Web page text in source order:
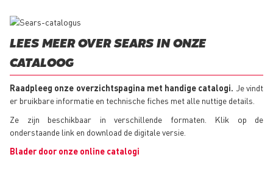
LEES MEER OVER SEARS IN ONZE
CATALOOG
Raadpleeg onze overzichtspagina met handige catalogi. Je vindt
er bruikbare informatie en technische fiches met alle nuttige details.
Ze zijn beschikbaar in verschillende formaten. Klik op de
onderstaande link en download de digitale versie.
Blader door onze online catalogi